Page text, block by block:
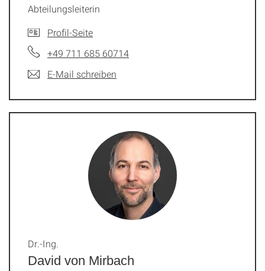
Abteilungsleiterin
Profil-Seite
+49 711 685 60714
E-Mail schreiben
David von Mirbach
Dr.-Ing.